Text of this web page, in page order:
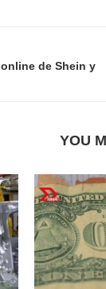
de Shein y
YOU